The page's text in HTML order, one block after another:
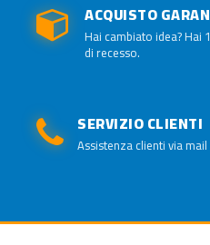
ACQUISTO
Hai cambiato idea?
di recesso.
SERVIZIO CLIENTI
Assistenza clienti via